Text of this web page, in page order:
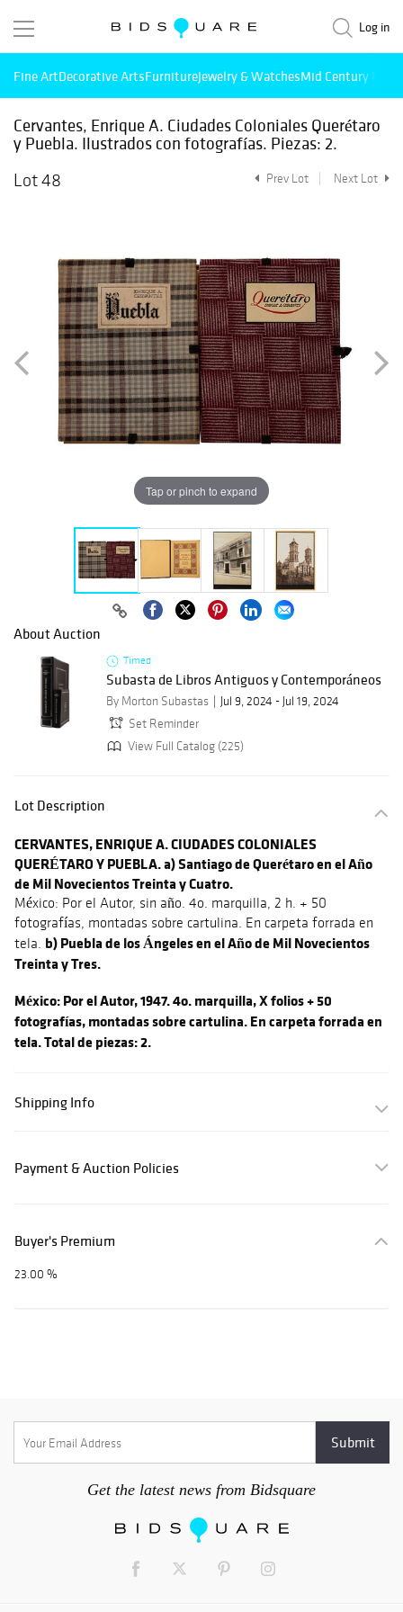
Log in
Fine ArtDecorative ArtsFurnitureJewelry & WatchesMid Century
Cervantes, Enrique A. Ciudades Coloniales Querétaro
y Puebla. Ilustrados con fotografías. Piezas: 2.
Lot 48
Prev Lot Next Lot
Tap or pinch to expand
About Auction
Timed
Subasta de Libros Antiguos y Contemporáneos
By Morton Subastas
Jul 9, 2024 - Jul 19, 2024
Set Reminder
View Full Catalog (225)
Lot Description
CERVANTES, ENRIQUE A. CIUDADES COLONIALES
QUERÉTARO Y PUEBLA. a) Santiago de Querétaro en el Año
de Mil Novecientos Treinta y Cuatro.
México: Por el Autor, sin año. 4o. marquilla, 2 h. + 50
fotografías, montadas sobre cartulina. En carpeta forrada en
tela. b) Puebla de los Ángeles en el Año de Mil Novecientos
Treinta y Tres.
México: Por el Autor, 1947. 4o. marquilla, X folios + 50
fotografías, montadas sobre cartulina. En carpeta forrada en
tela. Total de piezas: 2.
Shipping Info
Payment & Auction Policies
Buyer's Premium
23.00 %
Get the latest news from Bidsquare